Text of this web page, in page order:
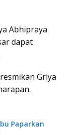
Abhipraya
dapat
Griya
Paparkan